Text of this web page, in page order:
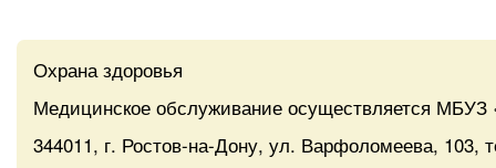
Охрана здоровья
Медицинское обслуживание осуществляется МБУЗ
344011, г. Ростов-на-Дону, ул. Варфоломеева, 103,